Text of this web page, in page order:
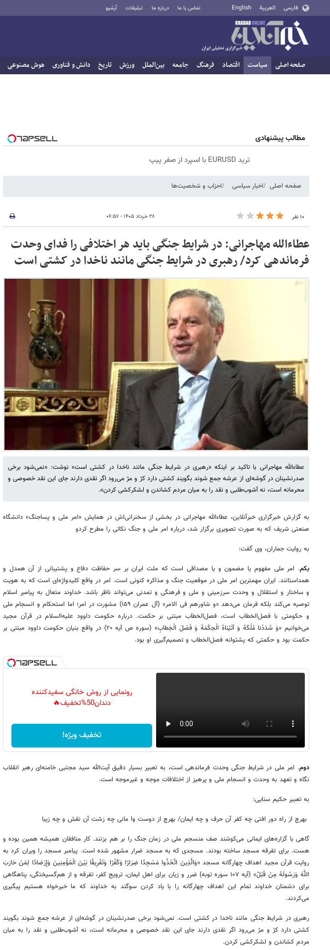
فارسی العربية English تماس با ما درباره ما تبلیغات آرشیو
صفحه اصلی سیاست اقتصاد فرهنگ جامعه بین‌الملل ورزش تاریخ دانش و فناوری هوش مصنوعی
مطالب پیشنهادی
ترید EURUSD با اسپرد از صفر پیپ
صفحه اصلی اخبار سیاسی احزاب و شخصیت‌ها
۱۰ نفر ۲۸ خرداد ۱۴۰۵ - ۰۶:۵۷
عطاءالله مهاجرانی: در شرایط جنگی باید هر اختلافی را فدای وحدت
فرماندهی کرد/ رهبری در شرایط جنگی مانند ناخدا در کشتی است
عطاءالله مهاجرانی با تاکید بر اینکه «رهبری در شرایط جنگی مانند ناخدا در کشتی است» نوشت: «نمی‌شود برخی
صدرنشینان در گوشه‌ای از عرشه جمع شوند بگویند کشتی دارد کژ و مژ می‌رود اگر نقدی دارند جای این نقد خصوصی و
محرمانه است، نه آشوب‌طلبی و نقد را به میان مردم کشاندن و لشکرکشی کردن».
به گزارش خبرگزاری خبرآنلاین، عطاءالله مهاجرانی در بخشی از سخنرانی‌اش در همایش «امر ملی و پساجنگ» دانشگاه
صنعتی شریف که به صورت تصویری برگزار شد، درباره امر ملی و جنگ نکاتی را مطرح کردو
به روایت جماران، وی گفت:
یکم. امر ملی مفهوم یا مضمون و یا مصداقی است که ملت ایران بر سر حفاظت دفاع و پشتیبانی از آن همدل و
همداستانند. ایران مهمترین امر ملی در موقعیت جنگ و مذاکره کنونی است. امر در واقع کلیدواژه‌ای است که به هویت
و ساختار و استقلال و وحدت سرزمینی و ملی و فرهنگی و تمدنی می‌تواند ناظر باشد. خداوند متعال به پیامبر اسلام
توصیه می‌کند بلکه فرمان می‌دهد «و شاورهم فی الامر» (آل عمران ۱۵۹) مشورت در امر؛ اما استحکام و انسجام ملی
و حکومتی با فصل‌الخطاب است، فصل‌الخطاب مبتنی بر حکمت. درباره حکومت داوود علیه‌السلام در قرآن مجید
می‌خوانیم «وَ شَدَدْنا مُلْکَهُ وَ آتَیْناهُ الْحِکْمَةَ وَ فَصْلَ الْخِطابِ» (سوره ص آیه ۲۰) در واقع بنیان حکومت داوود مبتنی بر
حکمت بود و حکمتی که پشتوانه فصل‌الخطاب و تصمیم‌گیری او بود.
رونمایی از روش خانگی سفیدکننده
دندان50%تخفیف🔥
تخفیف ویژه!
دوم. امر ملی در شرایط جنگی وحدت فرماندهی است، به تعبیر بسیار دقیق آیت‌الله سید مجتبی خامنه‌ای رهبر انقلاب
نگاه و تعهد به وحدت و انسجام ملی و پرهیز از اختلافات موجه و غیرموجه است.
به تعبیر حکیم سنایی:
بهرچ از راه دور افتی چه کفر آن حرف و چه ایمان/ بهرچ از دوست وا مانی چه زشت آن نقش و چه زیبا
گاهی با گزاره‌های ایمانی می‌کوشند صف منسجم ملی در زمان جنگ را بر هم بزنند. کار منافقان همیشه همین بوده و
هست. برای تفرقه مسجد ساخته بودند. مسجدی که به مسجد ضرار مشهور شده است. پیامبر مسجد را ویران کرد به
روایت قرآن مجید اهداف چهارگانه مسجد «وَالَّذِینَ اتَّخَذُوا مَسْجِدًا ضِرَارًا وَکُفْرًا وَتَفْرِیقًا بَیْنَ الْمُؤْمِنِینَ وَإِرْصَادًا لِمَنْ حَارَبَ
اللَّهَ وَرَسُولَهُ مِنْ قَبْلُ» (آیه ۱۰۷ سوره توبه) ضرر و زیان برای اهل ایمان، ترویج کفر، تفرقه و از هم‌گسیختگی، پناهگاهی
برای دشمنان خداوند تمام این اهداف چهارگانه را با یاد کردن سوگند به خداوند که ما خیرخواه هستیم پیگیری
می‌کردند.
رهبری در شرایط جنگی مانند ناخدا در کشتی است. نمی‌شود برخی صدرنشینان در گوشه‌ای از عرشه جمع شوند بگویند
کشتی دارد کژ و مژ می‌رود اگر نقدی دارند جای این نقد خصوصی و محرمانه است، نه آشوب‌طلبی و نقد را به میان
مردم کشاندن و لشکرکشی کردن.